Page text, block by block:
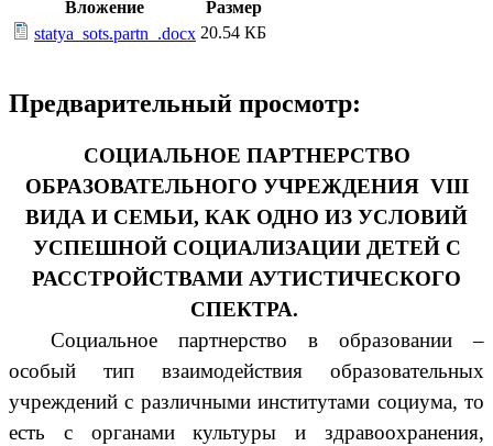
Вложение
Размер
statya_sots.partn_.docx 20.54 КБ
Предварительный просмотр:
СОЦИАЛЬНОЕ ПАРТНЕРСТВО
ОБРАЗОВАТЕЛЬНОГО УЧРЕЖДЕНИЯ VIII
ВИДА И СЕМЬИ, КАК ОДНО ИЗ УСЛОВИЙ
УСПЕШНОЙ СОЦИАЛИЗАЦИИ ДЕТЕЙ С
РАССТРОЙСТВАМИ АУТИСТИЧЕСКОГО
СПЕКТРА.
Социальное партнерство в образовании –
особый тип взаимодействия образовательных
учреждений с различными институтами социума, то
есть с органами культуры и здравоохранения,